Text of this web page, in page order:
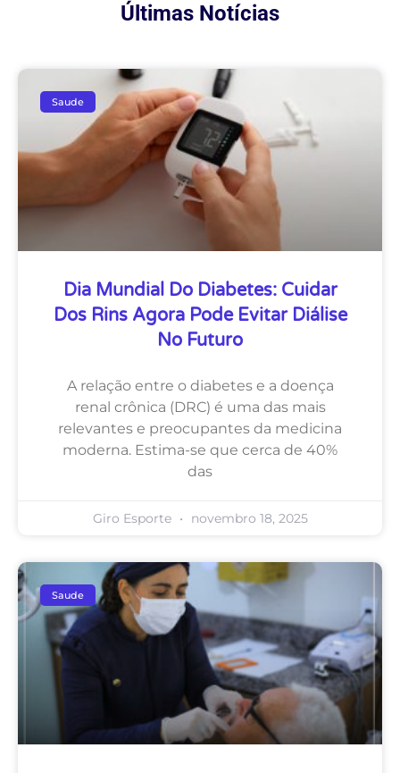
Últimas Notícias
Saude
Dia Mundial Do Diabetes: Cuidar
Dos Rins Agora Pode Evitar Diálise
No Futuro
A relação entre o diabetes e a doença
renal crônica (DRC) é uma das mais
relevantes e preocupantes da medicina
moderna. Estima-se que cerca de 40%
das
Giro Esporte novembro 18, 2025
Saude